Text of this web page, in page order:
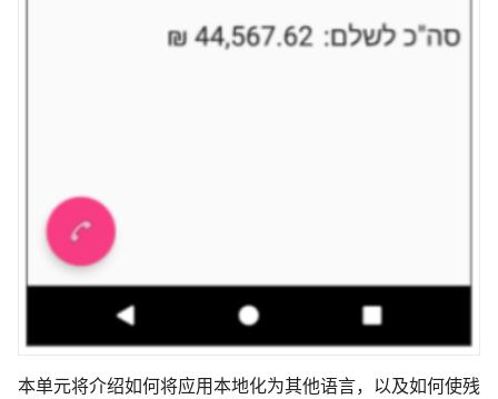
本单元将介绍如何将应用本地化为其他语言，以及如何使残